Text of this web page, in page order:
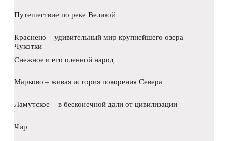
Путешествие по реке Великой
Краснено – удивительный мир крупнейшего озера
Чукотки
Снежное и его оленной народ
Марково – живая история покорения Севера
Ламутское – в бесконечной дали от цивилизации
Чир